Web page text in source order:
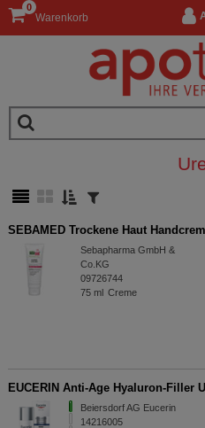
Warenkorb
0
SEBAMED Trockene Haut
Sebapharma GmbH &
Co.KG
09726744
75 ml Creme
EUCERIN Anti-Age Hyaluron-Filler
Beiersdorf AG Eucerin
14216005